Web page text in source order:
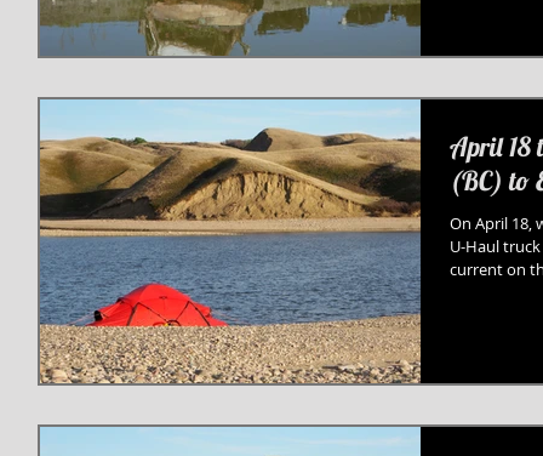
April 18
(BC) to
On April 18,
U-Haul
current on